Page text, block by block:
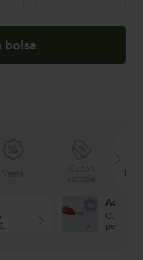
bolsa
pedidos